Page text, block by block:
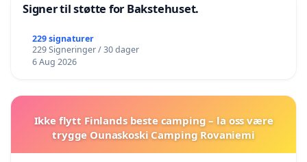
Signer til støtte for Bakstehuset.
229 signaturer
229 Signeringer / 30 dager
6 Aug 2026
Ikke flytt Finlands beste camping – la oss være
trygge Ounaskoski Camping Rovaniemi